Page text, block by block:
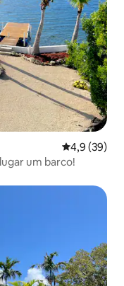
4,9 de uma
4,9 (39)
um barco!